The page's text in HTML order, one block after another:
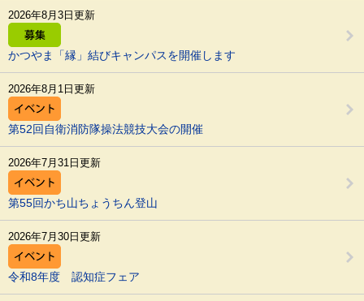
かつやま「縁」結びキャンパスを開催します
2026年8月3日更新
第52回自衛消防隊操法競技大会の開催
2026年8月1日更新
第55回かち山ちょうちん登山
2026年7月31日更新
令和8年度 認知症フェア
2026年7月30日更新